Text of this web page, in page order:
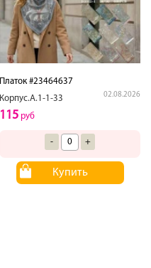
Платок #23464637
Корпус.А.1-1-33
02.08.2026
115 руб
- +
Купить